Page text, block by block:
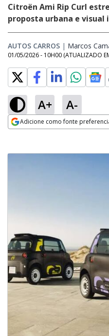
Citroën Ami Rip Curl
proposta urbana e visual
AUTOS CARROS | Marcos
01/05/2026 - 10H00 (ATUALIZADO
A+ A-
Adicione como fonte